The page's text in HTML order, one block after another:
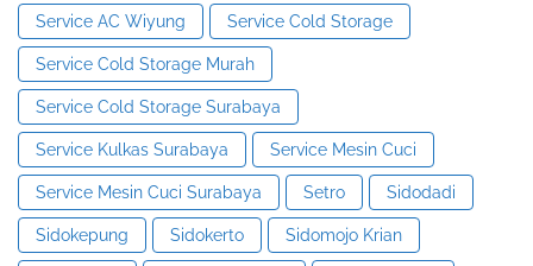
Service AC Wiyung Service Cold Storage
Service Cold Storage Murah
Service Cold Storage Surabaya
Service Kulkas Surabaya Service Mesin Cuci
Service Mesin Cuci Surabaya Setro Sidodadi
Sidokepung Sidokerto Sidomojo Krian